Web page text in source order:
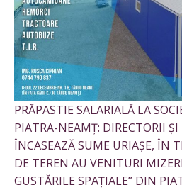
PRĂPASTIE SALARIALĂ LA
PIATRA-NEAMȚ: DIRECTORII
ÎNCASEAZĂ SUME URIAȘE, ÎN
DE TEREN AU VENITURI
GUSTĂRILE SPAȚIALE” DIN